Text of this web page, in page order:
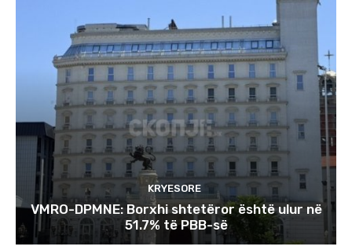
KRYESORE
VMRO-DPMNE: Borxhi shtetëror është ulur në
51.7% të PBB-së